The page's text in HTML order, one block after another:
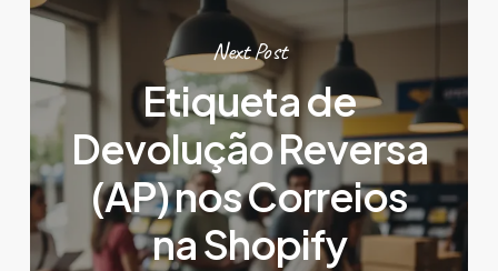
Next Post
Etiqueta de
Devolução Reversa
(AP) nos Correios
na Shopify